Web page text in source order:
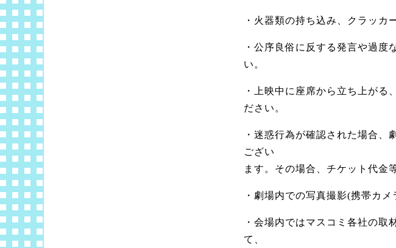
・火器類の持ち込み、クラッカ
・公序良俗に反する発言や過度
い。
・上映中に座席から立ち上がる
ださい。
・迷惑行為が確認された場合
ござい
ます。その場合、チケット代金
・劇場内での写真撮影(携帯カ
・会場内ではマスコミ各社の
て、